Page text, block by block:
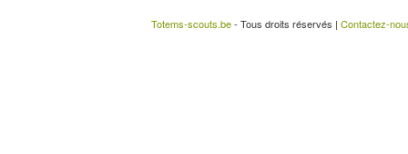
Totems-scouts.be- Tous droits réservés | Contactez-